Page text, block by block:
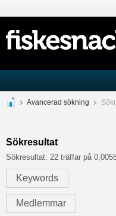
Avancerad sökning
Sökresultat
Sökresultat: 22 träffar på
Keywords
Medlemmar